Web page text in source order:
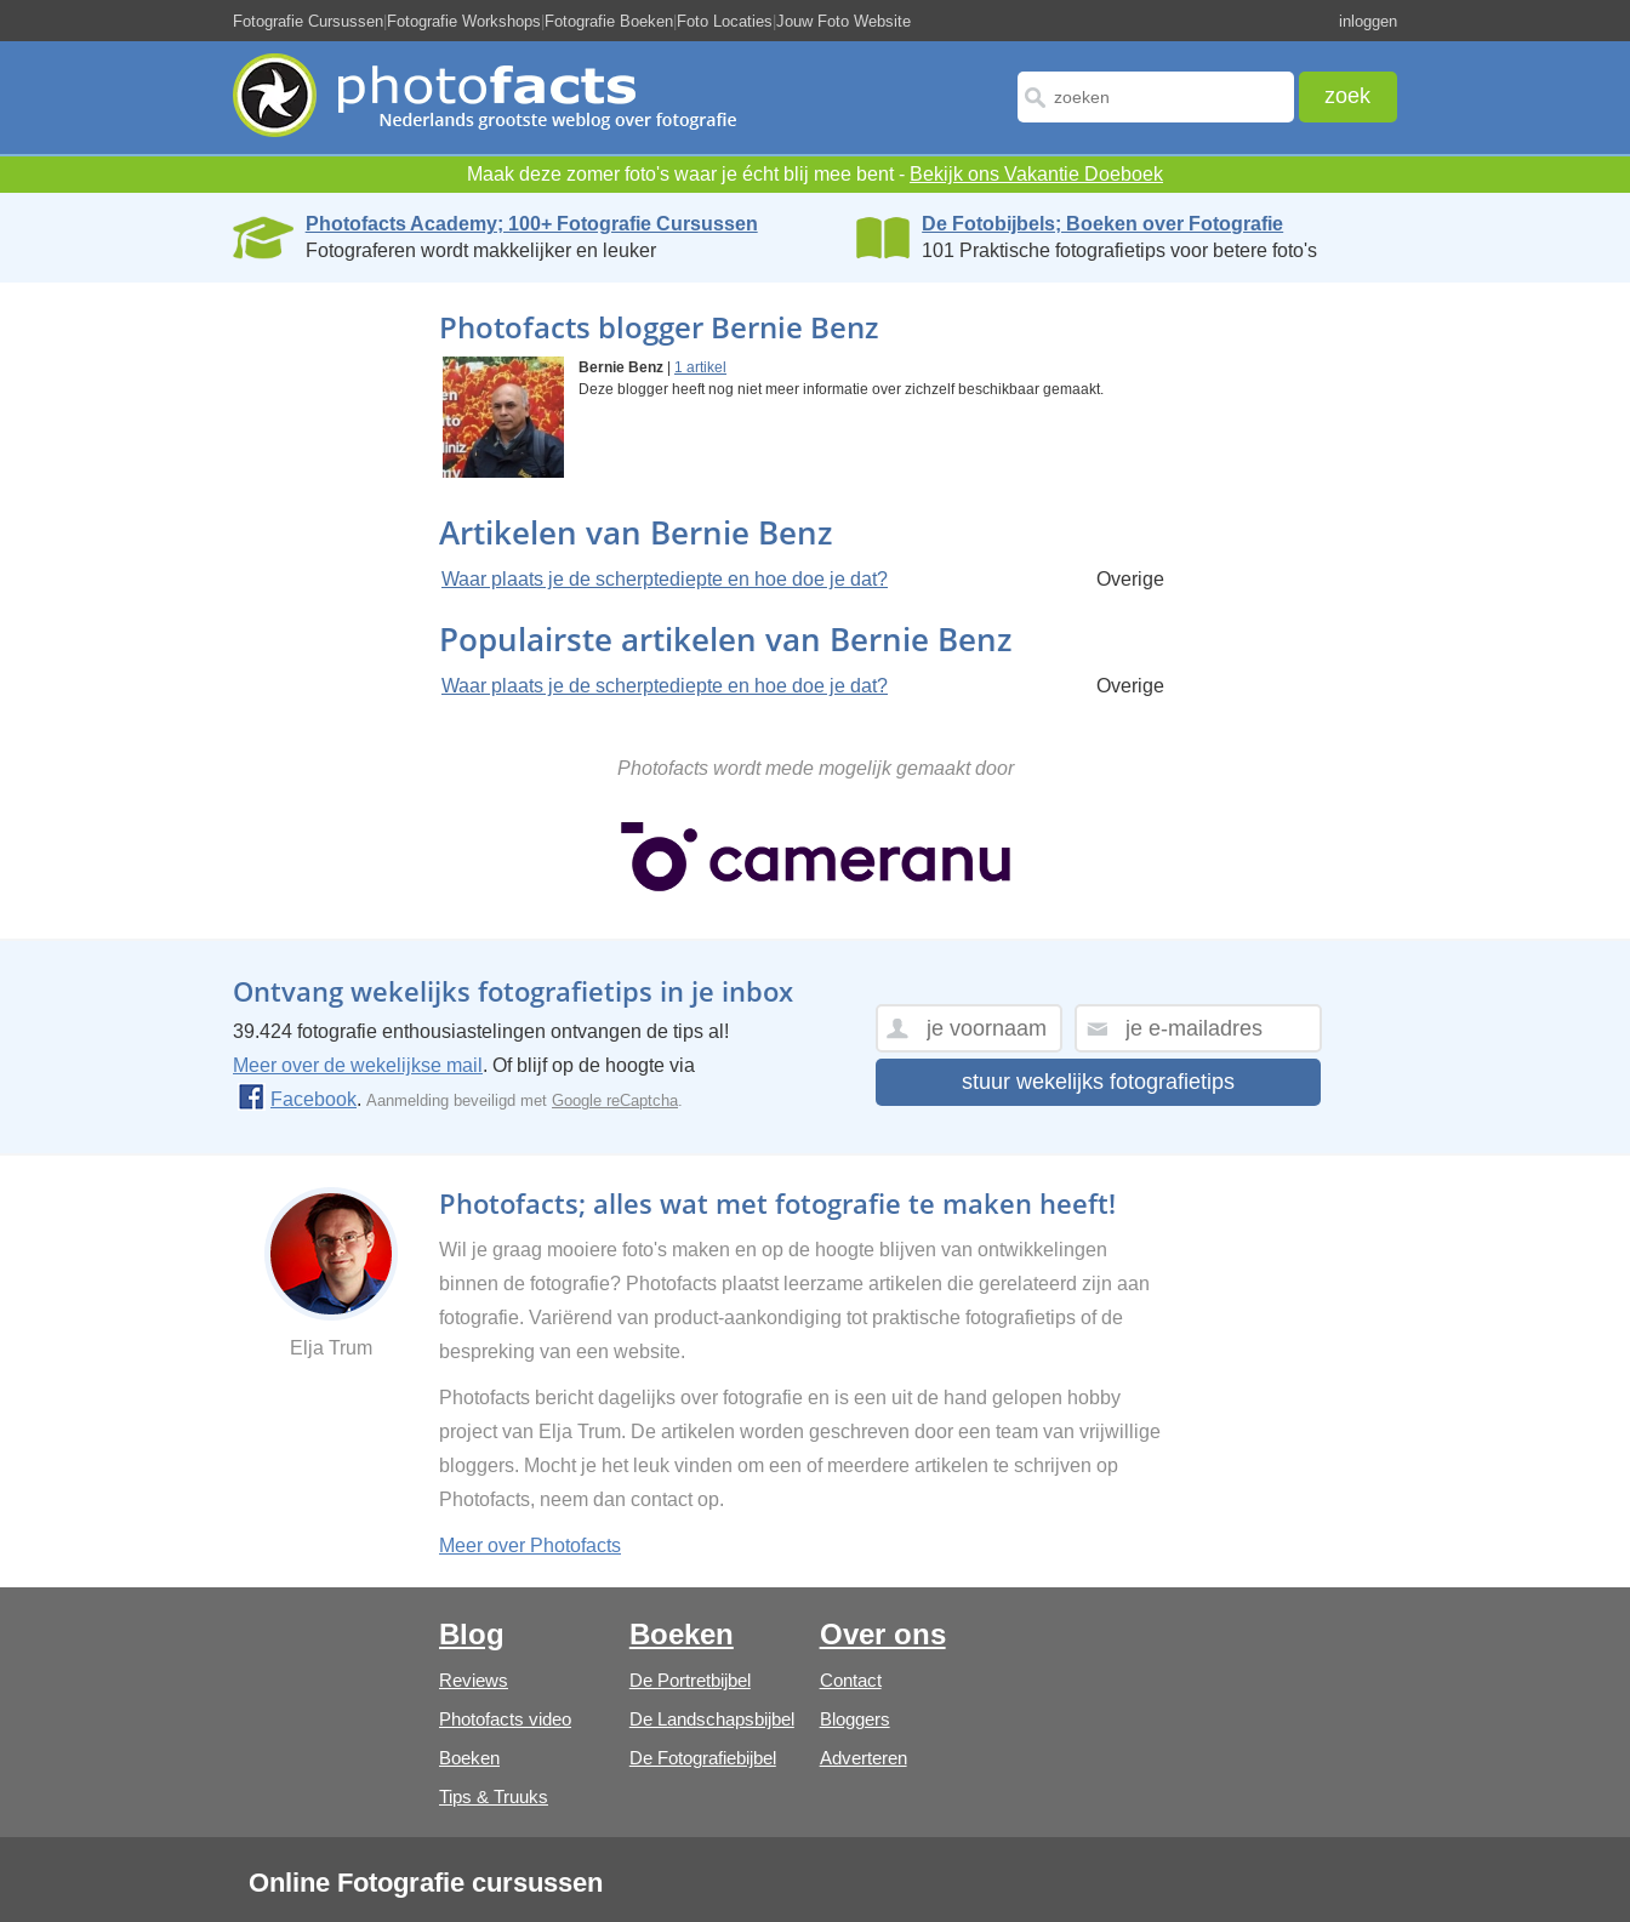
Fotografie Cursussen|Fotografie Workshops|Fotografie Boeken|Foto Locaties|Jouw Foto Website inloggen
Maak deze zomer foto's waar je écht blij mee bent - Bekijk ons Vakantie Doeboek
Photofacts Academy; 100+ Fotografie Cursussen
Fotograferen wordt makkelijker en leuker
De Fotobijbels; Boeken over Fotografie
101 Praktische fotografietips voor betere foto's
Photofacts blogger Bernie Benz
Bernie Benz
1 artikel
Deze blogger heeft nog niet meer informatie over zichzelf beschikbaar gemaakt.
Artikelen van Bernie Benz
Waar plaats je de scherptediepte en hoe doe je dat? Overige
Populairste artikelen van Bernie Benz
Waar plaats je de scherptediepte en hoe doe je dat? Overige
Photofacts wordt mede mogelijk gemaakt door
Ontvang wekelijks fotografietips in je inbox
39.424 fotografie enthousiastelingen ontvangen de tips al!
Meer over de wekelijkse mail . Of blijf op de hoogte via
Facebook. Aanmelding beveiligd met Google reCaptcha.
stuur wekelijks fotografietips
Elja Trum
Photofacts; alles wat met fotografie te maken heeft!
Wil je graag mooiere foto's maken en op de hoogte blijven van ontwikkelingen
binnen de fotografie? Photofacts plaatst leerzame artikelen die gerelateerd zijn aan
fotografie. Variërend van product-aankondiging tot praktische fotografietips of de
bespreking van een website.
Photofacts bericht dagelijks over fotografie en is een uit de hand gelopen hobby
project van Elja Trum. De artikelen worden geschreven door een team van vrijwillige
bloggers. Mocht je het leuk vinden om een of meerdere artikelen te schrijven op
Photofacts, neem dan contact op.
Meer over Photofacts
Blog
Reviews
Photofacts video
Boeken
Tips & Truuks
Boeken
De Portretbijbel
De Landschapsbijbel
De Fotografiebijbel
Over ons
Contact
Bloggers
Adverteren
Online Fotografie cursussen